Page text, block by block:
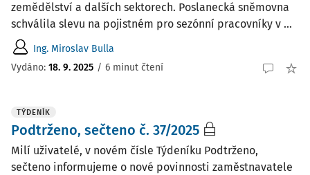
zemědělství a dalších sektorech. Poslanecká sněmovna
schválila slevu na pojistném pro sezónní pracovníky v ...
Ing. Miroslav Bulla
Vydáno: 18. 9. 2025 / 6 minut čtení
TÝDENÍK
Podtrženo, sečteno č. 37/2025
Milí uživatelé, v novém čísle Týdeníku Podtrženo,
sečteno informujeme o nové povinnosti zaměstnavatele